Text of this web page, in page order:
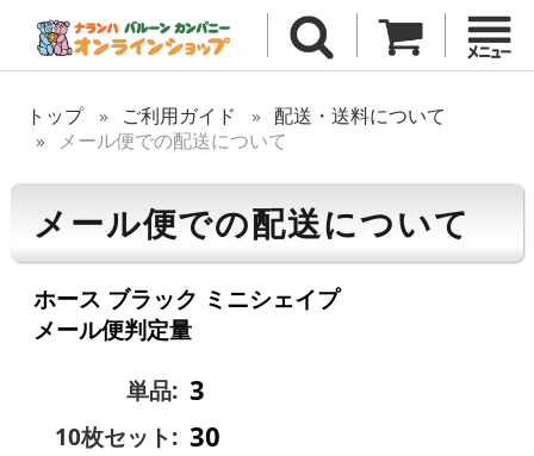
トップ ご利用ガイド
配送・送料について
メール便での配送について
メール便での配送について
ホース ブラック ミニシェイプ
メール便判定量
単品: 3
10枚セット: 30